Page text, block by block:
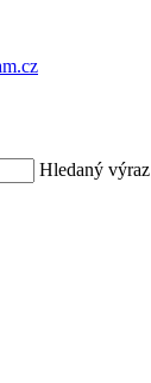
Hledaný výraz